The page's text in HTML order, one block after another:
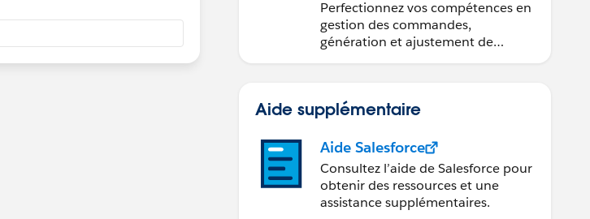
l’administration de
Salesforce Billing
Perfectionnez vos compétences en
gestion des commandes,
génération et ajustement de
Aide supplémentaire
Aide Salesforce
Consultez l’aide de Salesforce pour
obtenir des ressources et une
assistance supplémentaires.